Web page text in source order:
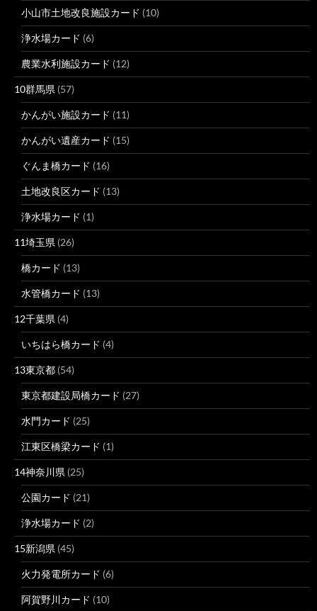
小山市土地改良施設カード (10)
浄水場カード (6)
農業水利施設カード (12)
10群馬県 (57)
かんがい施設カード (11)
かんがい遺産カード (15)
ぐんま橋カード (16)
土地改良区カード (13)
浄水場カード (1)
11埼玉県 (26)
橋カード (13)
水管橋カード (13)
12千葉県 (4)
いちはら橋カード (4)
13東京都 (54)
東京都建設局橋カード (27)
水門カード (25)
江東区橋梁カード (1)
14神奈川県 (25)
公園カード (21)
浄水場カード (2)
15新潟県 (45)
火力発電所カード (6)
阿賀野川カード (10)